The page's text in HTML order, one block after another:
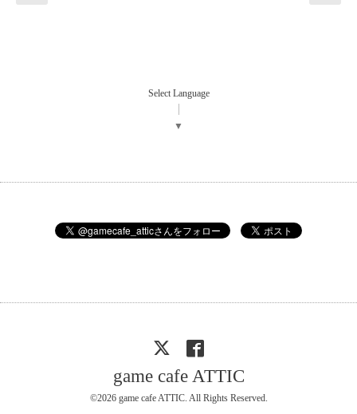
Select Language
▼
game cafe ATTIC
©2026 game cafe ATTIC. All Rights Reserved.